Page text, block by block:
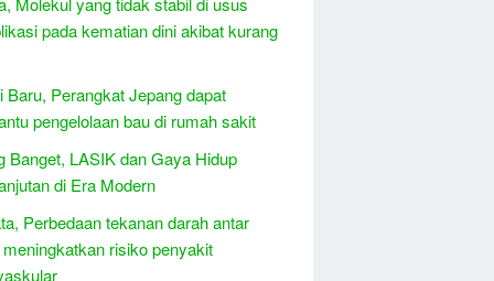
pada kematian dini akibat kurang
Baru, Perangkat Jepang dapat
pengelolaan bau di rumah sakit
Banget, LASIK dan Gaya Hidup
di Era Modern
Perbedaan tekanan darah antar
meningkatkan risiko penyakit